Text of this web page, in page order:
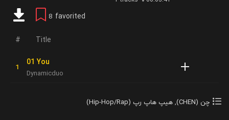
8 favorited
Title
01 You
Dynamicduo
چن (CHEN) , هیپ هاپ رپ (Hip-Hop/Rap)